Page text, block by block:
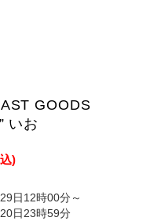
GOODS
いお
)
日12時00分～
日23時59分